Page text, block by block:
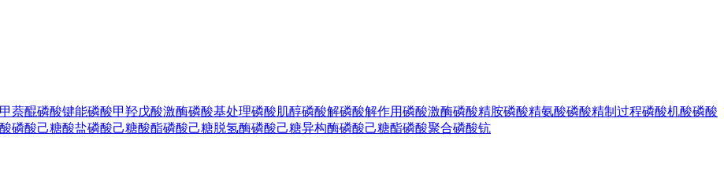
萘醌磷酸键能磷酸甲羟戊酸激酶磷酸基处理磷酸肌醇磷酸解磷酸解作用磷酸激酶磷酸精胺磷酸精氨酸磷酸精制过程磷酸机酸磷酸
磷酸己糖酸盐磷酸己糖酸酯磷酸己糖脱氢酶磷酸己糖异构酶磷酸己糖酯磷酸聚合磷酸钪